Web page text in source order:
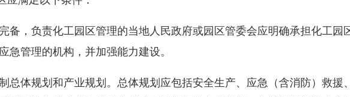
备，负责化工园区管理的当地人民政府或园区管委会应明确承担化工园
应急管理的机构，并加强能力建设。
总体规划和产业规划。总体规划应包括安全生产、应急（含消防）救援、